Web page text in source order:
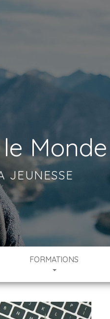
Monde
JEUNESSE
FORMATIONS